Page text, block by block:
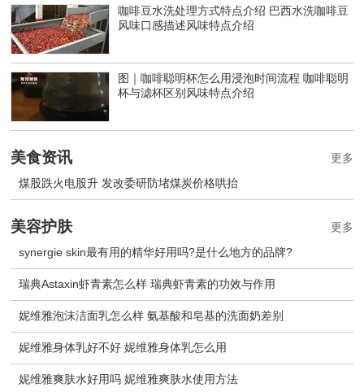
咖啡豆水洗处理方式特点介绍 巴西水洗咖啡豆
风味口感描述风味特点介绍
图｜咖啡聪明杯怎么用浸泡时间流程 咖啡聪明
杯与滤杯区别风味特点介绍
美食资讯
煤股跌火电股升 发改委研防堵煤炭价格哄抬
更多
美容护肤
synergie skin最有用的精华好用吗?是什么地方的品牌?
瑞典Astaxin虾青素怎么样 瑞典虾青素的功效与作用
妮维雅泡沫洁面乳怎么样 氨基酸和皂基的洗面奶差别
妮维雅身体乳好不好 妮维雅身体乳怎么用
妮维雅爽肤水好用吗 妮维雅爽肤水使用方法
更多